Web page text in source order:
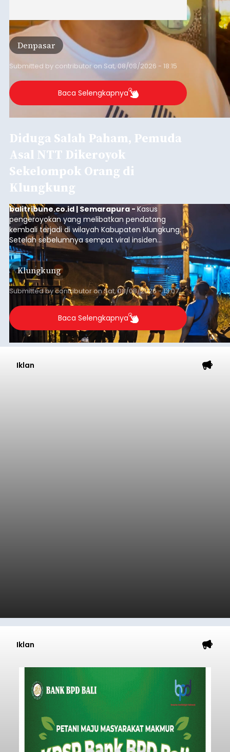
Denpasar
Submitted by contributor on Sat, 08/08/2026 - 18:15
Baca Selengkapnya
Diduga Salah Paham, Pemuda
Asal NTT Dikeroyok
Sekelompok Orang di
Klungkung
balitribune.co.id | Semarapura -Kasus
pengeroyokan yang melibatkan pendatang
kembali terjadi di wilayah Kabupaten Klungkung.
Setelah sebelumnya sempat viral insiden
keributan di barat Pasar Galiran, peristiwa serupa
kini menimpa seorang pemuda asal Kabupaten
Sumba Barat Daya (SBD), Nusa Tenggara Timur
(NTT).
Klungkung
Submitted bycontributoronSat, 08/08/2026 - 13:07
Baca Selengkapnya
Iklan
Iklan